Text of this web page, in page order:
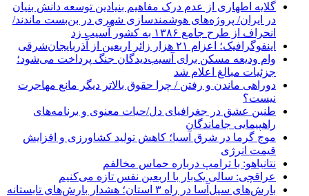
گلایه اطهاری از عدم درک مفاهیم بنیادین توسعه دانش بنیان
در ایران/ پروژه‌های هوشمندسازی شهری در بن‌بست ماندند/
انحراف از طرح جامع ۱۳۸۶ به کشور آسیب زد
اینفوگرافیک؛ اعزام ۲۱ هزار زائر اربعین از آذربایجان‌شرقی
وام ودیعه مسکن برای آسیب‌دیدگان جنگ پرداخت می‌شود؛
جزئیات مبالغ اعلام شد
دوراهی ماندن و رفتن / چرا حقوق بالاتر دیگر مانع مهاجرت
نیست؟
طنین عشق در جغرافیای دل/حیات معنوی و برنامه‌های
راهپیمایی جاماندگان
موج گرما در شرق آسیا؛ کاهش تولید کشاورزی و افزایش
قیمت انرژی
نتانیاهو: با ترامپ درباره حماس مخالفم
عراقچی: سالی یک‌بار با اربعین نفس تازه می‌کنیم
بارش‌های سیل‌آسا در راه ۳ استان؛ هشدار بارش‌های تابستانه